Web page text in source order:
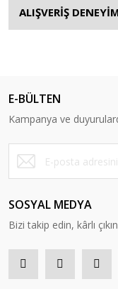
ALIŞVERİŞ
E-BÜLTEN
Kampanya ve
SOSYAL MEDYA
Bizi takip edin, kârlı